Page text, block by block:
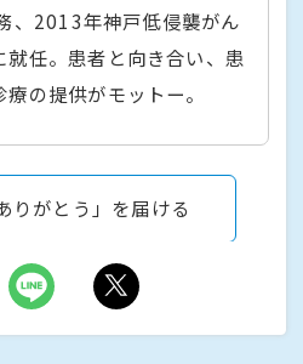
、2013年神戸低侵襲がん
任。患者と向き合い、患
の提供がモットー。
りがとう」を届ける